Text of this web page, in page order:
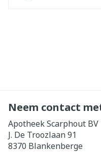
Neem contact
Apotheek Scarphout BV
J. De Troozlaan 91
8370 Blankenberge